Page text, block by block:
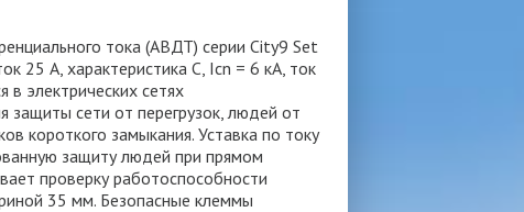
тока (АВДТ) серии City9 Set
25 А, характеристика С, Icn = 6 кА, ток
электрических сетях
сети от перегрузок, людей от
короткого замыкания. Уставка по току
защиту людей при прямом
проверку работоспособности
35 мм. Безопасные клеммы